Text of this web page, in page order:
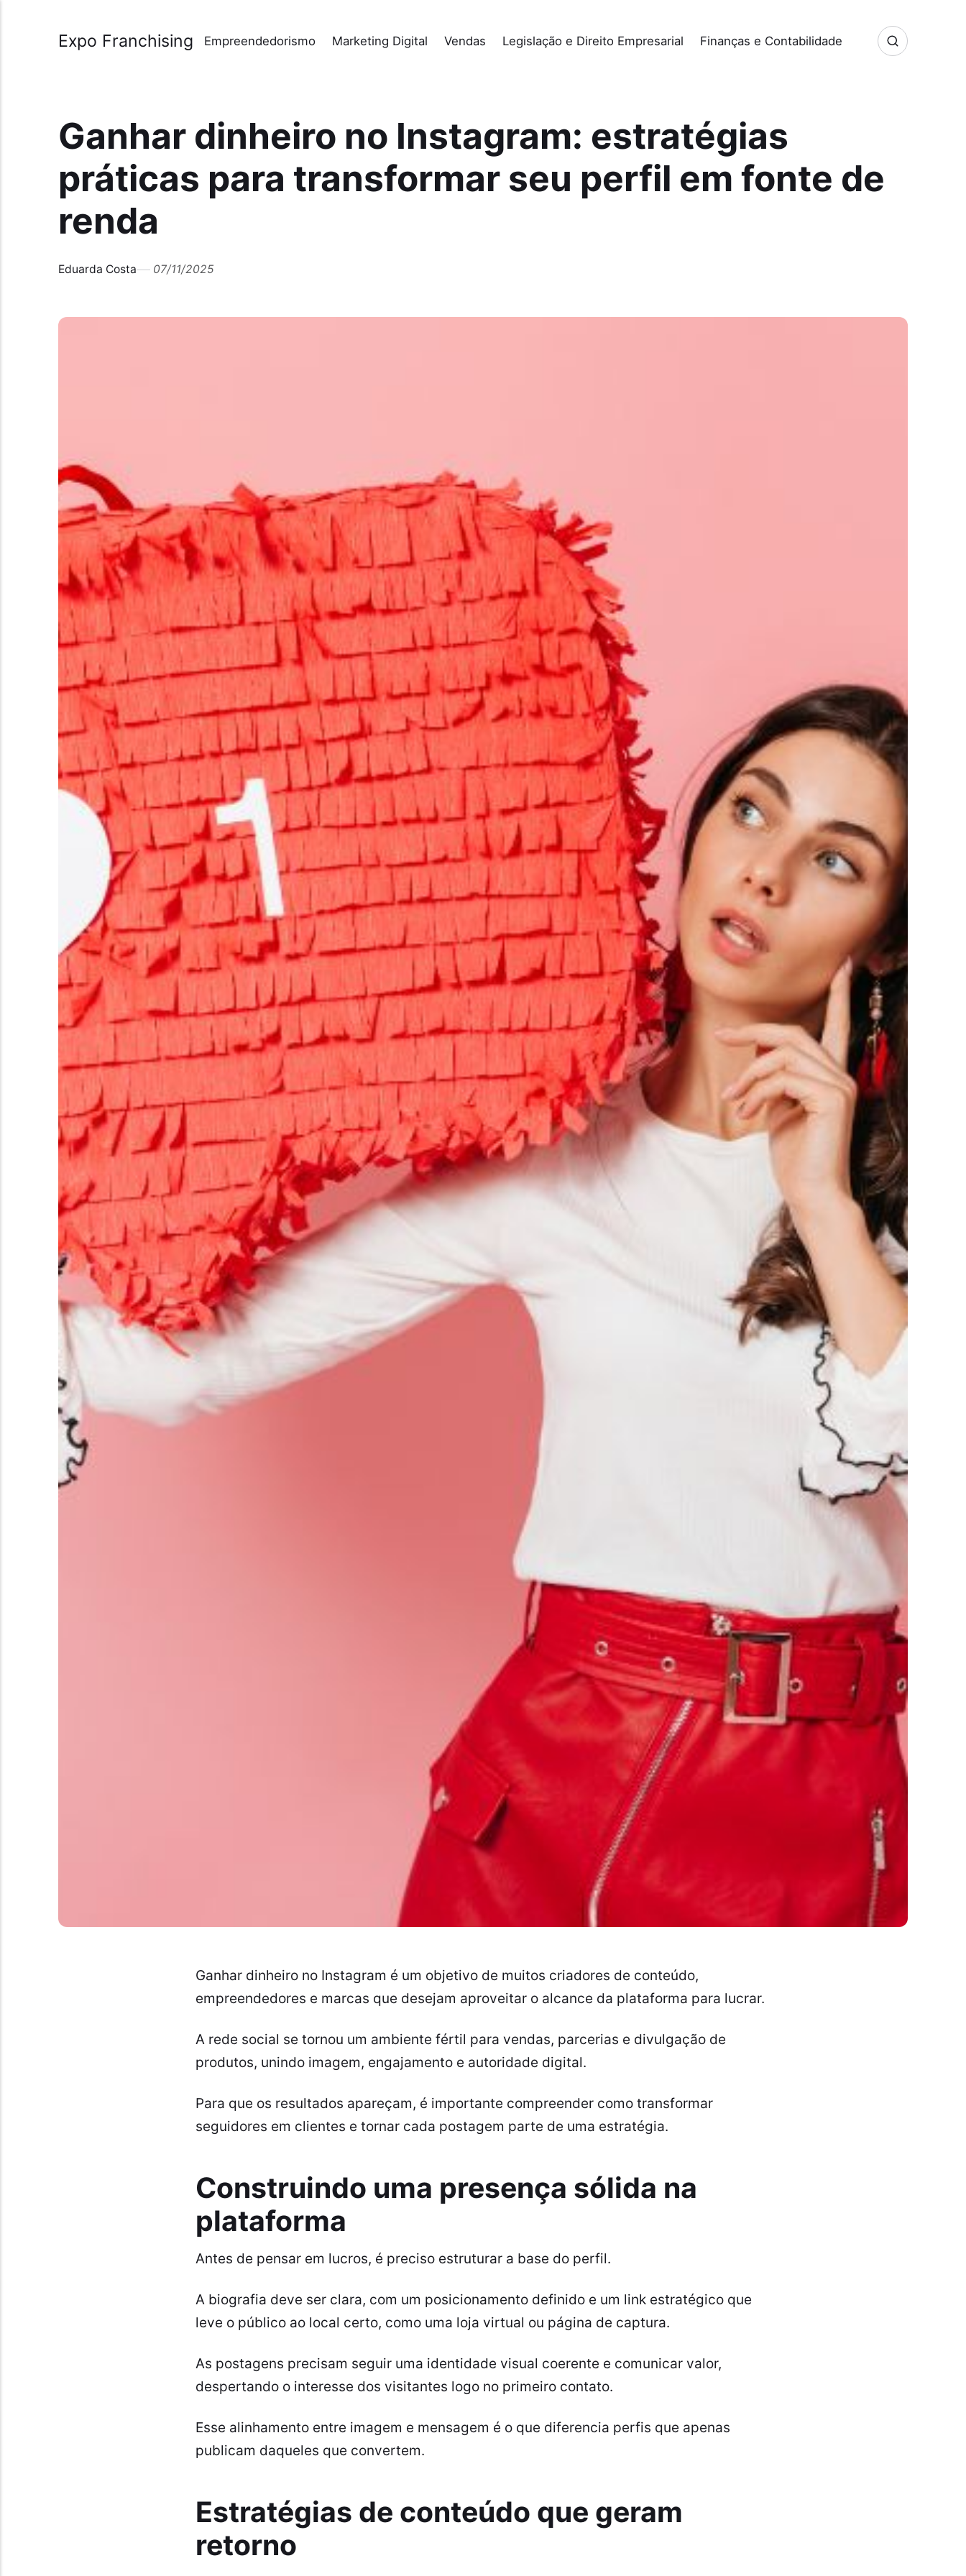
Expo Franchising Empreendedorismo Marketing Digital Vendas Legislação e Direito Empresarial Finanças e Contabilidade
Ganhar dinheiro no Instagram: estratégias
práticas para transformar seu perfil em fonte de
renda
Eduarda Costa 07/11/2025
Ganhar dinheiro no Instagram é um objetivo de muitos criadores de conteúdo,
empreendedores e marcas que desejam aproveitar o alcance da plataforma para lucrar.
A rede social se tornou um ambiente fértil para vendas, parcerias e divulgação de
produtos, unindo imagem, engajamento e autoridade digital.
Para que os resultados apareçam, é importante compreender como transformar
seguidores em clientes e tornar cada postagem parte de uma estratégia.
Construindo uma presença sólida na
plataforma
Antes de pensar em lucros, é preciso estruturar a base do perfil.
A biografia deve ser clara, com um posicionamento definido e um link estratégico que
leve o público ao local certo, como uma loja virtual ou página de captura.
As postagens precisam seguir uma identidade visual coerente e comunicar valor,
despertando o interesse dos visitantes logo no primeiro contato.
Esse alinhamento entre imagem e mensagem é o que diferencia perfis que apenas
publicam daqueles que convertem.
Estratégias de conteúdo que geram
retorno